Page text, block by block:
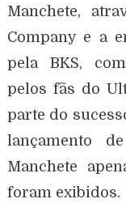
Manchete,
Company e a
pela BKS,
pelos fãs do
parte do
lançamento
Manchete
foram exibidos.